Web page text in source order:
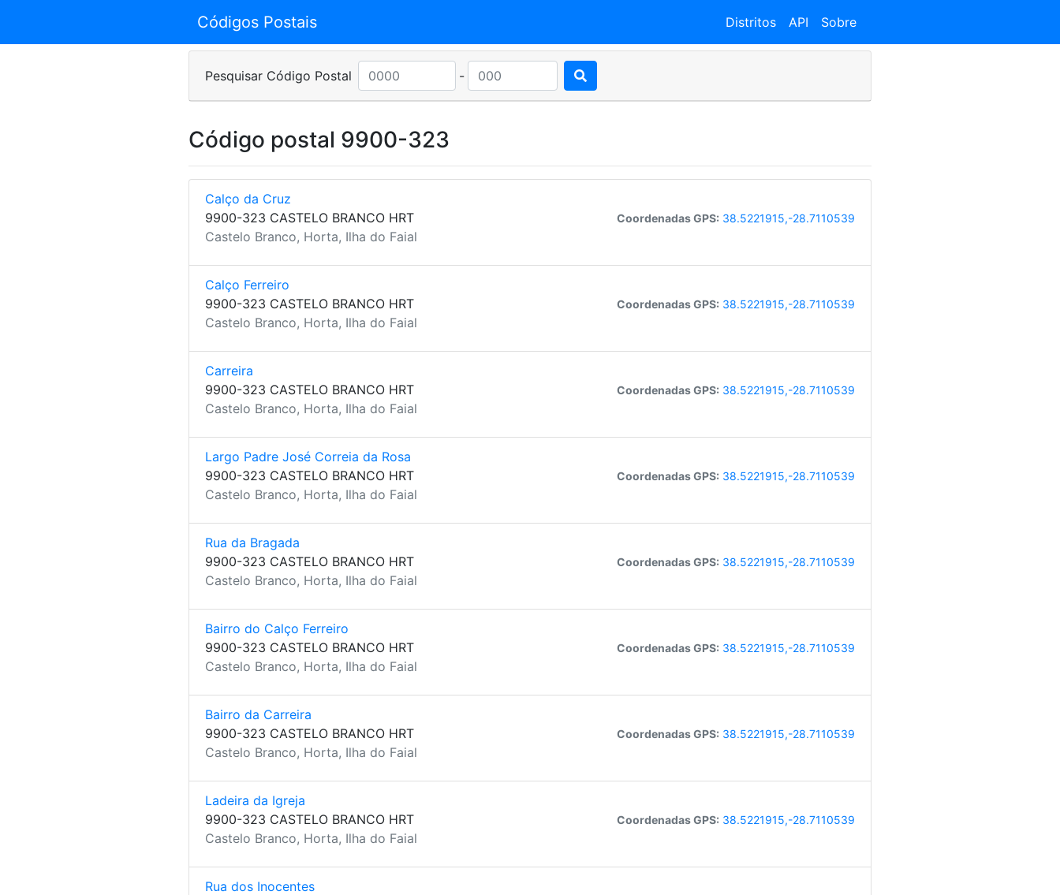
Códigos Postais Distritos API Sobre
Pesquisar Código Postal -
Código postal 9900-323
Calço da Cruz
9900-323 CASTELO BRANCO HRT
Castelo Branco, Horta, Ilha do Faial
Coordenadas GPS: 38.5221915,-28.7110539
Calço Ferreiro
9900-323 CASTELO BRANCO HRT
Castelo Branco, Horta, Ilha do Faial
Coordenadas GPS: 38.5221915,-28.7110539
Carreira
9900-323 CASTELO BRANCO HRT
Castelo Branco, Horta, Ilha do Faial
Coordenadas GPS: 38.5221915,-28.7110539
Largo Padre José Correia da Rosa
9900-323 CASTELO BRANCO HRT
Castelo Branco, Horta, Ilha do Faial
Coordenadas GPS: 38.5221915,-28.7110539
Rua da Bragada
9900-323 CASTELO BRANCO HRT
Castelo Branco, Horta, Ilha do Faial
Coordenadas GPS: 38.5221915,-28.7110539
Bairro do Calço Ferreiro
9900-323 CASTELO BRANCO HRT
Castelo Branco, Horta, Ilha do Faial
Coordenadas GPS: 38.5221915,-28.7110539
Bairro da Carreira
9900-323 CASTELO BRANCO HRT
Castelo Branco, Horta, Ilha do Faial
Coordenadas GPS: 38.5221915,-28.7110539
Ladeira da Igreja
9900-323 CASTELO BRANCO HRT
Castelo Branco, Horta, Ilha do Faial
Coordenadas GPS: 38.5221915,-28.7110539
Rua dos Inocentes